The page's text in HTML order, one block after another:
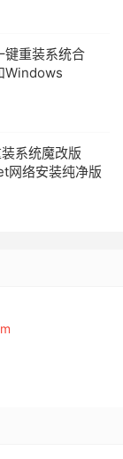
键重装系统合
Windows
系统魔改版
网络安装纯净版